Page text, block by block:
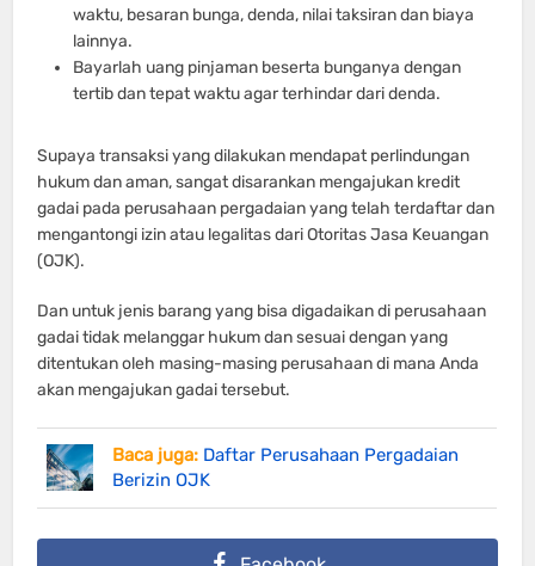
waktu, besaran bunga, denda, nilai taksiran dan biaya
lainnya.
Bayarlah uang pinjaman beserta bunganya dengan
tertib dan tepat waktu agar terhindar dari denda.
Supaya transaksi yang dilakukan mendapat perlindungan
hukum dan aman, sangat disarankan mengajukan kredit
gadai pada perusahaan pergadaian yang telah terdaftar dan
mengantongi izin atau legalitas dari Otoritas Jasa Keuangan
(OJK).
Dan untuk jenis barang yang bisa digadaikan di perusahaan
gadai tidak melanggar hukum dan sesuai dengan yang
ditentukan oleh masing-masing perusahaan di mana Anda
akan mengajukan gadai tersebut.
Baca juga: Daftar Perusahaan Pergadaian
Berizin OJK